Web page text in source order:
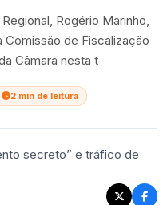
Rogério Marinho,
de Fiscalização
Câmara nesta t
2 min de leitura